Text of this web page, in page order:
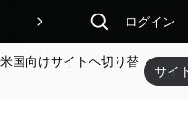
報酬 ログイン
国向けサイトへ切り替
サイ